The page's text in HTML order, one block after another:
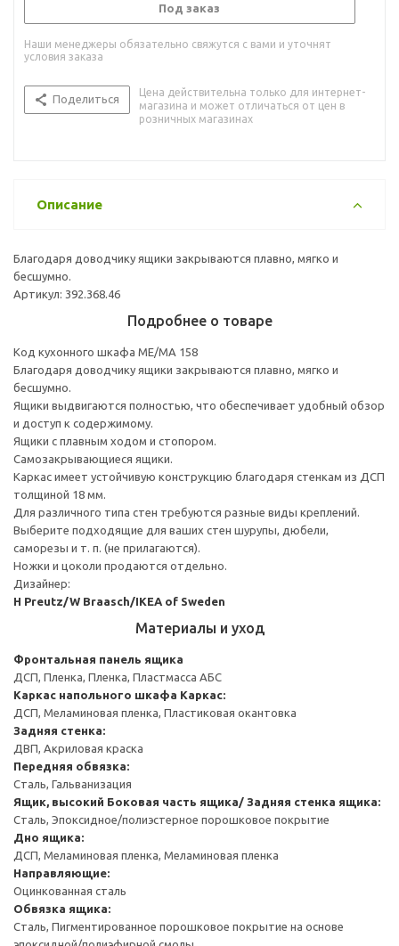
Под заказ
Наши менеджеры обязательно свяжутся с вами и уточнят
условия заказа
Поделиться
Цена действительна только для интернет-
магазина и может отличаться от цен в
розничных магазинах
Описание
Благодаря доводчику ящики закрываются плавно, мягко и
бесшумно.
Артикул: 392.368.46
Подробнее о товаре
Код кухонного шкафа ME/MA 158
Благодаря доводчику ящики закрываются плавно, мягко и
бесшумно.
Ящики выдвигаются полностью, что обеспечивает удобный обзор
и доступ к содержимому.
Ящики с плавным ходом и стопором.
Самозакрывающиеся ящики.
Каркас имеет устойчивую конструкцию благодаря стенкам из ДСП
толщиной 18 мм.
Для различного типа стен требуются разные виды креплений.
Выберите подходящие для ваших стен шурупы, дюбели,
саморезы и т. п. (не прилагаются).
Ножки и цоколи продаются отдельно.
Дизайнер:
H Preutz/W Braasch/IKEA of Sweden
Материалы и уход
Фронтальная панель ящика
ДСП, Пленка, Пленка, Пластмасса АБС
Каркас напольного шкафа Каркас:
ДСП, Меламиновая пленка, Пластиковая окантовка
Задняя стенка:
ДВП, Акриловая краска
Передняя обвязка:
Сталь, Гальванизация
Ящик, высокий Боковая часть ящика/ Задняя стенка ящика:
Сталь, Эпоксидное/полиэстерное порошковое покрытие
Дно ящика:
ДСП, Меламиновая пленка, Меламиновая пленка
Направляющие:
Оцинкованная сталь
Обвязка ящика:
Сталь, Пигментированное порошковое покрытие на основе